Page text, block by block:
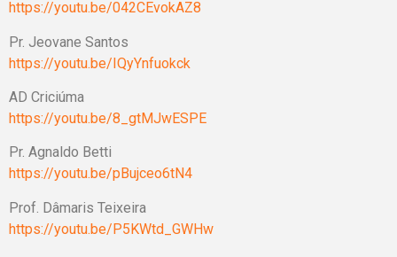
https://youtu.be/042CEvokAZ8
Pr. Jeovane Santos
https://youtu.be/IQyYnfuokck
AD Criciúma
https://youtu.be/8_gtMJwESPE
Pr. Agnaldo Betti
https://youtu.be/pBujceo6tN4
Prof. Dâmaris Teixeira
https://youtu.be/P5KWtd_GWHw